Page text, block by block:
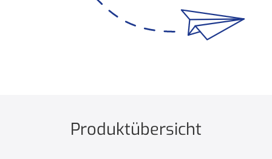
Produktübersicht